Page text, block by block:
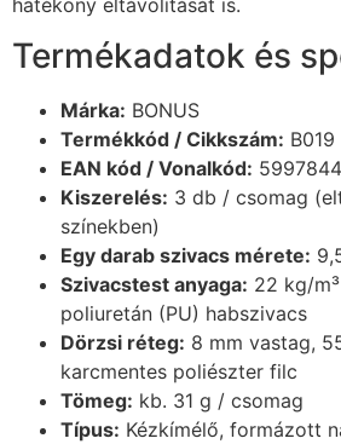
Termékadatok és
Márka: BONUS
Termékkód / Cikkszám: B019
EAN kód / Vonalkód:
Kiszerelés: 3 db / csomag
színekben)
Egy darab szivacs mérete:
Szivacstest anyaga: 22 kg/
poliuretán (PU) habszivacs
Dörzsi réteg: 8 mm vastag,
karcmentes poliészter filc
Tömeg: kb. 31 g / csomag
Típus: Kézkímélő, formázott